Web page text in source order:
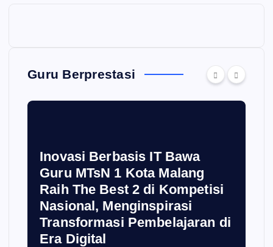
Guru Berprestasi
Inovasi Berbasis IT Bawa
Guru MTsN 1 Kota Malang
Raih The Best 2 di Kompetisi
Nasional, Menginspirasi
Transformasi Pembelajaran di
Era Digital